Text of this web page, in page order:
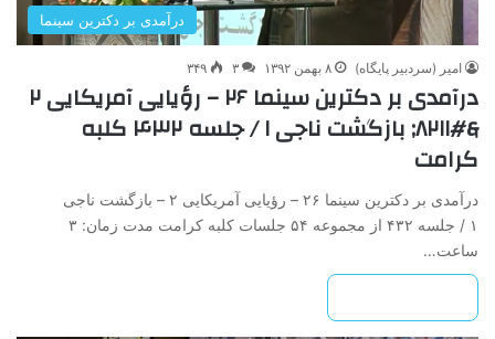
درآمدی بر دکترین سینما
امیر (سردبیر پایگاه) ۸ بهمن ۱۳۹۲ ۳ ۳۴۹
درآمدی ‌بر‌ دکترین ‌سینما‌ ۲۶ – رؤیایی ‌آمریکایی ۲
&#۸۲۱۱; ‌بازگشت ‌ناجی‌ ۱ / جلسه ۴۳۲ کلبه
کرامت
درآمدی ‌بر‌ دکترین ‌سینما‌ ۲۶ – رؤیایی ‌آمریکایی ۲ – ‌بازگشت ‌ناجی‌
۱ / جلسه ۴۳۲ از مجموعه ۵۴ جلسات کلبه کرامت مدت زمان: ۳
ساعت…